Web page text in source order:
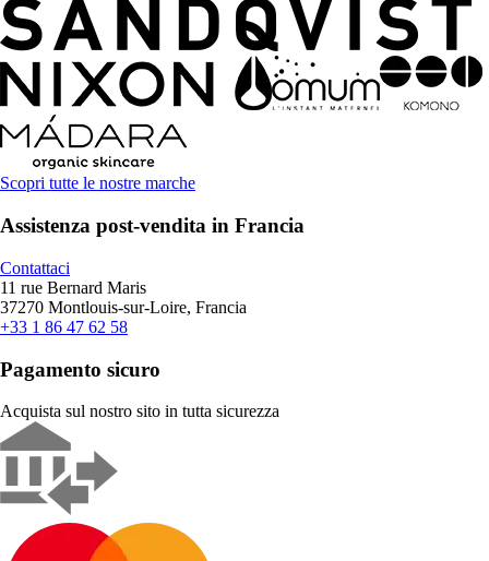
Scopri tutte le nostre marche
Assistenza post-vendita in Francia
Contattaci
11 rue Bernard Maris
37270 Montlouis-sur-Loire, Francia
+33 1 86 47 62 58
Pagamento sicuro
Acquista sul nostro sito in tutta sicurezza